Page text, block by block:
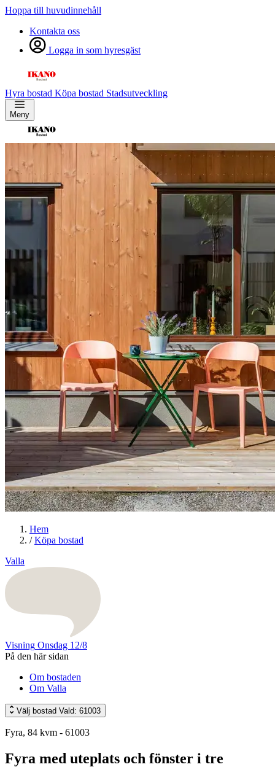
Hoppa till huvudinnehåll
Kontakta oss
Logga in som hyresgäst
Hyra bostad Köpa bostad Stadsutveckling
Meny
Hem
/ Köpa bostad
Valla
Visning Onsdag 12/8
På den här sidan
Om bostaden
Om Valla
Välj bostad Vald: 61003
Fyra, 84 kvm - 61003
Fyra med uteplats och fönster i tre